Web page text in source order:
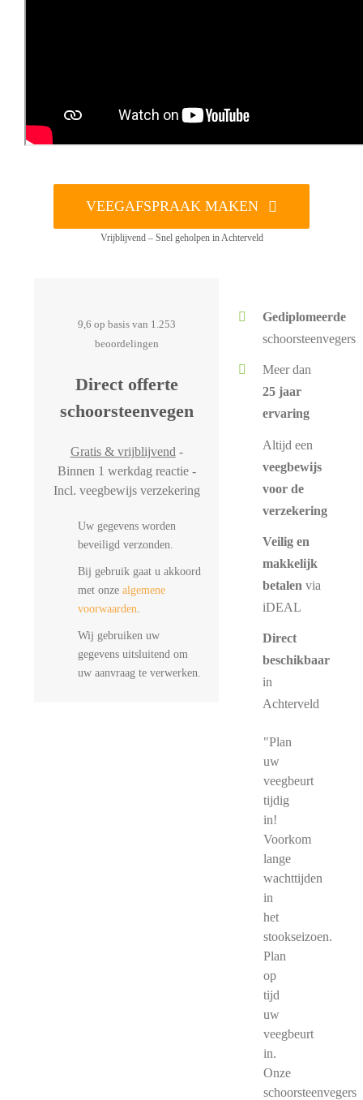
VEEGAFSPRAAK MAKEN
Vrijblijvend – Snel geholpen in Achterveld
9,6 op basis van 1.253
beoordelingen
Direct offerte
schoorsteenvegen
Gratis & vrijblijvend -
Binnen 1 werkdag reactie -
Incl. veegbewijs verzekering
Uw gegevens worden
beveiligd verzonden.
Bij gebruik gaat u akkoord
met onze algemene
voorwaarden.
Wij gebruiken uw
gegevens uitsluitend om
uw aanvraag te verwerken.
Gediplomeerde
schoorsteenvegers
Meer dan
25 jaar
ervaring
Altijd een
veegbewijs
voor de
verzekering
Veilig en
makkelijk
betalen via
iDEAL
Direct
beschikbaar
in
Achterveld
"Plan
uw
veegbeurt
tijdig
in!
Voorkom
lange
wachttijden
in
het
stookseizoen.
Plan
op
tijd
uw
veegbeurt
in.
Onze
schoorsteenvegers